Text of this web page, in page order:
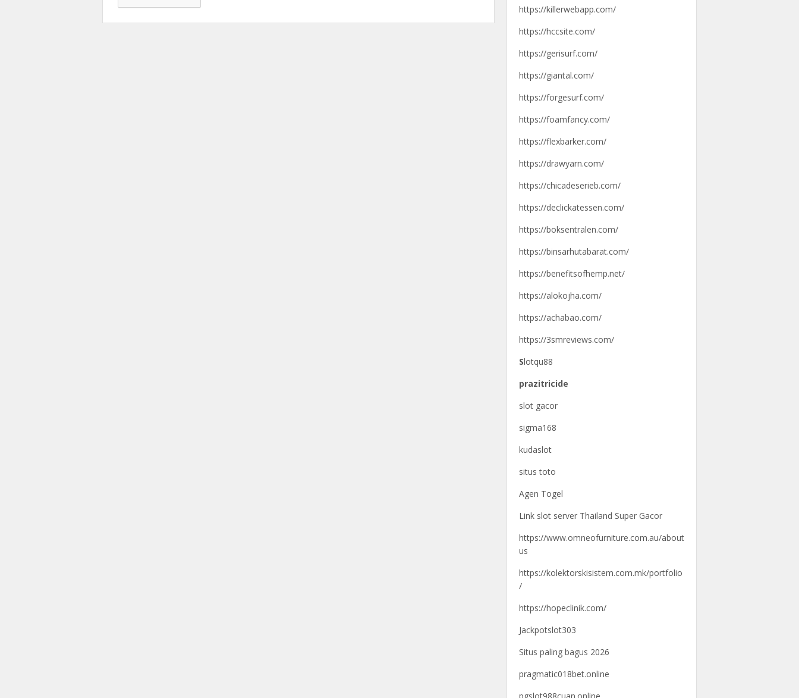
https://killerwebapp.com/
https://hccsite.com/
https://gerisurf.com/
https://giantal.com/
https://forgesurf.com/
https://foamfancy.com/
https://flexbarker.com/
https://drawyarn.com/
https://chicadeserieb.com/
https://declickatessen.com/
https://boksentralen.com/
https://binsarhutabarat.com/
https://benefitsofhemp.net/
https://alokojha.com/
https://achabao.com/
https://3smreviews.com/
Slotqu88
prazitricide
slot gacor
sigma168
kudaslot
situs toto
Agen Togel
Link slot server Thailand Super Gacor
https://www.omneofurniture.com.au/about
us
https://kolektorskisistem.com.mk/portfolio
/
https://hopeclinik.com/
Jackpotslot303
Situs paling bagus 2026
pragmatic018bet.online